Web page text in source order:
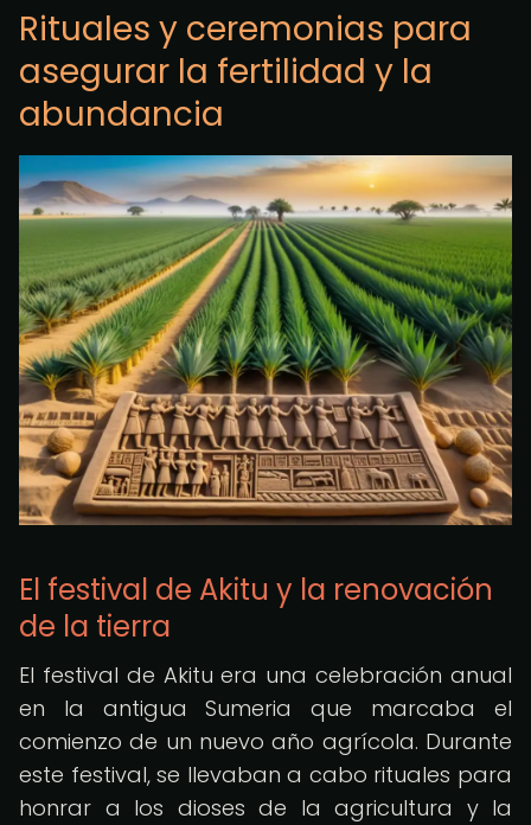
Rituales y ceremonias para
asegurar la fertilidad y la
abundancia
El festival de Akitu y la renovación
de la tierra
El festival de Akitu era una celebración anual
en la antigua Sumeria que marcaba el
comienzo de un nuevo año agrícola. Durante
este festival, se llevaban a cabo rituales para
honrar a los dioses de la agricultura y la